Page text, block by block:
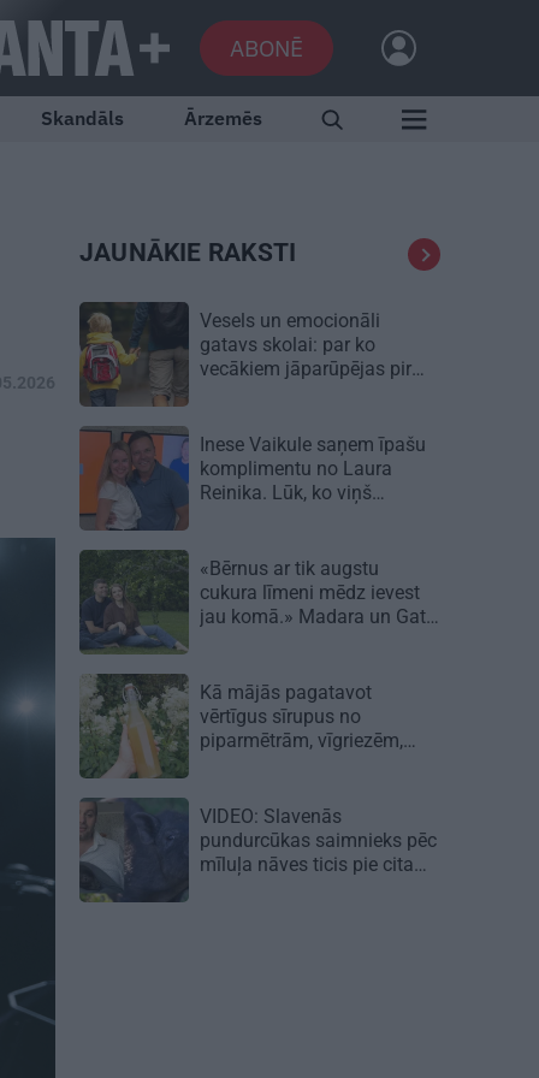
ABONĒ
Skandāls Ārzemēs
JAUNĀKIE RAKSTI
Vesels un emocionāli
gatavs skolai: par ko
vecākiem jāparūpējas pirms
Inese Vaikule saņem īpašu
komplimentu no Laura
Reinika. Lūk, ko viņš
«Bērnus ar tik augstu
cukura līmeni mēdz ievest
jau komā.» Madara un Gatis
Kā mājās pagatavot
vērtīgus sīrupus no
piparmētrām, vīgriezēm,
VIDEO: Slavenās
pundurcūkas saimnieks pēc
mīluļa nāves ticis pie cita